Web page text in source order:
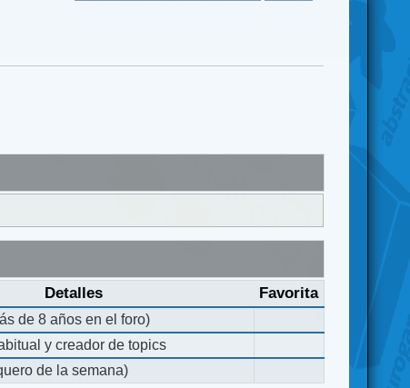
Detalles Favorita
de 8 años en el foro)
y creador de topics
de la semana)